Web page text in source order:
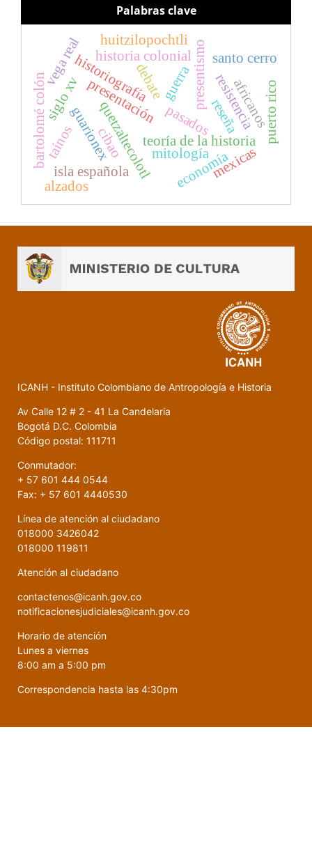
Palabras clave
presentación
debate
historia colonial presentismo
pasados
historiografía
teoría de la historia
reseña
mexicas
huitzilopochtli
quetzaltecolotl resistencia
mitología
cibao
vega real santo cerro
isla española
bartolomé colón guarionex
siglo xv africanos
alzados
puerto rico
economía
taínos
guerra
ICANH - Instituto Colombiano de Antropología e Historia
Av Calle 12 # 2 - 41 La Candelaria
Bogotá D.C. Colombia
Código postal: 111711
Conmutador:
+ 57 601 444 0544
Fax: + 57 601 4440530
Línea de atención al ciudadano
018000 3426042
018000 119811
Atención al ciudadano
contactenos@icanh.gov.co
notificacionesjudiciales@icanh.gov.co
Horario de atención
Lunes a viernes
8:00 am a 5:00 pm
Correspondencia hasta las 4:30pm